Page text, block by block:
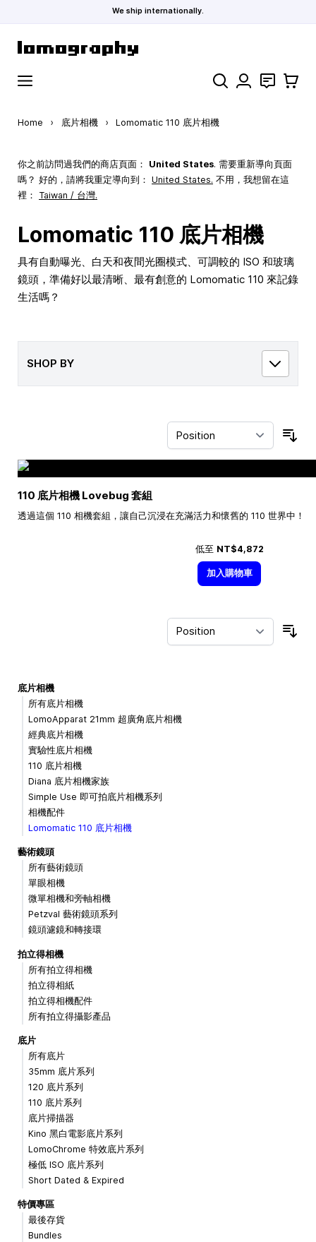
We ship internationally.
Search 聯絡 購物車
Home › 底片相機 › Lomomatic 110 底片相機
你之前訪問過我們的商店頁面： United States. 需要重新導向頁面
嗎？ 好的，請將我重定導向到： United States. 不用，我想留在這
裡： Taiwan / 台灣.
Lomomatic 110 底片相機
具有自動曝光、白天和夜間光圈模式、可調較的 ISO 和玻璃
鏡頭，準備好以最清晰、最有創意的 Lomomatic 110 來記錄
生活嗎？
SHOP BY
110 底片相機 Lovebug 套組
透過這個 110 相機套組，讓自己沉浸在充滿活力和懷舊的 110 世界中！
低至 NT$4,872
加入購物車
底片相機
所有底片相機
LomoApparat 21mm 超廣角底片相機
經典底片相機
實驗性底片相機
110 底片相機
Diana 底片相機家族
Simple Use 即可拍底片相機系列
相機配件
Lomomatic 110 底片相機
藝術鏡頭
所有藝術鏡頭
單眼相機
微單相機和旁軸相機
Petzval 藝術鏡頭系列
鏡頭濾鏡和轉接環
拍立得相機
所有拍立得相機
拍立得相紙
拍立得相機配件
所有拍立得攝影產品
底片
所有底片
35mm 底片系列
120 底片系列
110 底片系列
底片掃描器
Kino 黑白電影底片系列
LomoChrome 特效底片系列
極低 ISO 底片系列
Short Dated & Expired
特價專區
最後存貨
Bundles